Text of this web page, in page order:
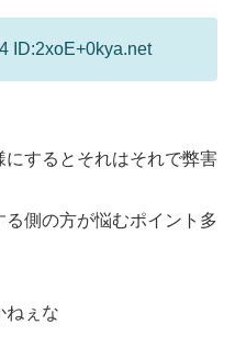
ID:2xoE+0kya.net
するとそれはそれで弊害
側の方が悩むポイント多
ねぇな